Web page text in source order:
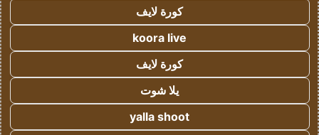
كورة لايف
koora live
كورة لايف
يلا شوت
yalla shoot